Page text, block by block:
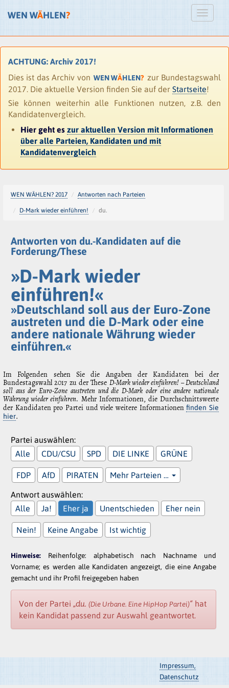
WEN WÄHLEN?
ACHTUNG: Archiv 2017!
Dies ist das Archiv von WEN WÄHLEN? zur Bundestagswahl
2017. Die aktuelle Version finden Sie auf der Startseite!
Sie können weiterhin alle Funktionen nutzen, z.B. den
Kandidatenvergleich.
Hier geht es zur aktuellen Version mit Informationen
über alle Parteien, Kandidaten und mit
Kandidatenvergleich
WEN WÄHLEN? 2017 Antworten nach Parteien
D-Mark wieder einführen! du.
Antworten von du.-Kandidaten auf die
Forderung/These
»D-Mark wieder
einführen!«
»Deutschland soll aus der Euro-Zone
austreten und die D-Mark oder eine
andere nationale Währung wieder
einführen.«
Im Folgenden sehen Sie die Angaben der Kandidaten bei der
Bundestagswahl 2017 zu der These D-Mark wieder einführen! – Deutschland
soll aus der Euro-Zone austreten und die D-Mark oder eine andere nationale
Währung wieder einführen. Mehr Informationen, die Durchschnittswerte
der Kandidaten pro Partei und viele weitere Informationenfinden Sie
hier.
Partei auswählen:
Alle
CDU/CSU SPD DIE LINKE GRÜNE
FDP AfD PIRATEN Mehr Parteien …
Antwort auswählen:
Alle
Ja! Eher ja Unentschieden Eher nein
Nein! Keine Angabe Ist wichtig
Hinweise: Reihenfolge: alphabetisch nach Nachname und
Vorname; es werden alle Kandidaten angezeigt, die eine Angabe
gemacht und ihr Profil freigegeben haben
Von der Partei „du. (Die Urbane. Eine HipHop Partei)“ hat
kein Kandidat passend zur Auswahl geantwortet.
Impressum,
Datenschutz